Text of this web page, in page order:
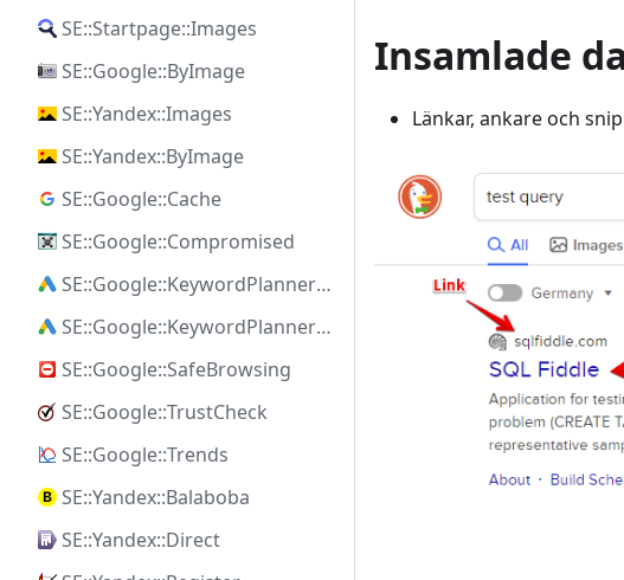
SE::Startpage::Images
SE::Google::ByImage
SE::Yandex::Images
SE::Yandex::ByImage
SE::Google::Cache
SE::Google::Compromised
SE::Google::KeywordPlanner::Ideas
SE::Google::KeywordPlanner::SearchVolume
SE::Google::SafeBrowsing
SE::Google::TrustCheck
SE::Google::Trends
SE::Yandex::Balaboba
SE::Yandex::Direct
Insamlade
Länkar, ankare och